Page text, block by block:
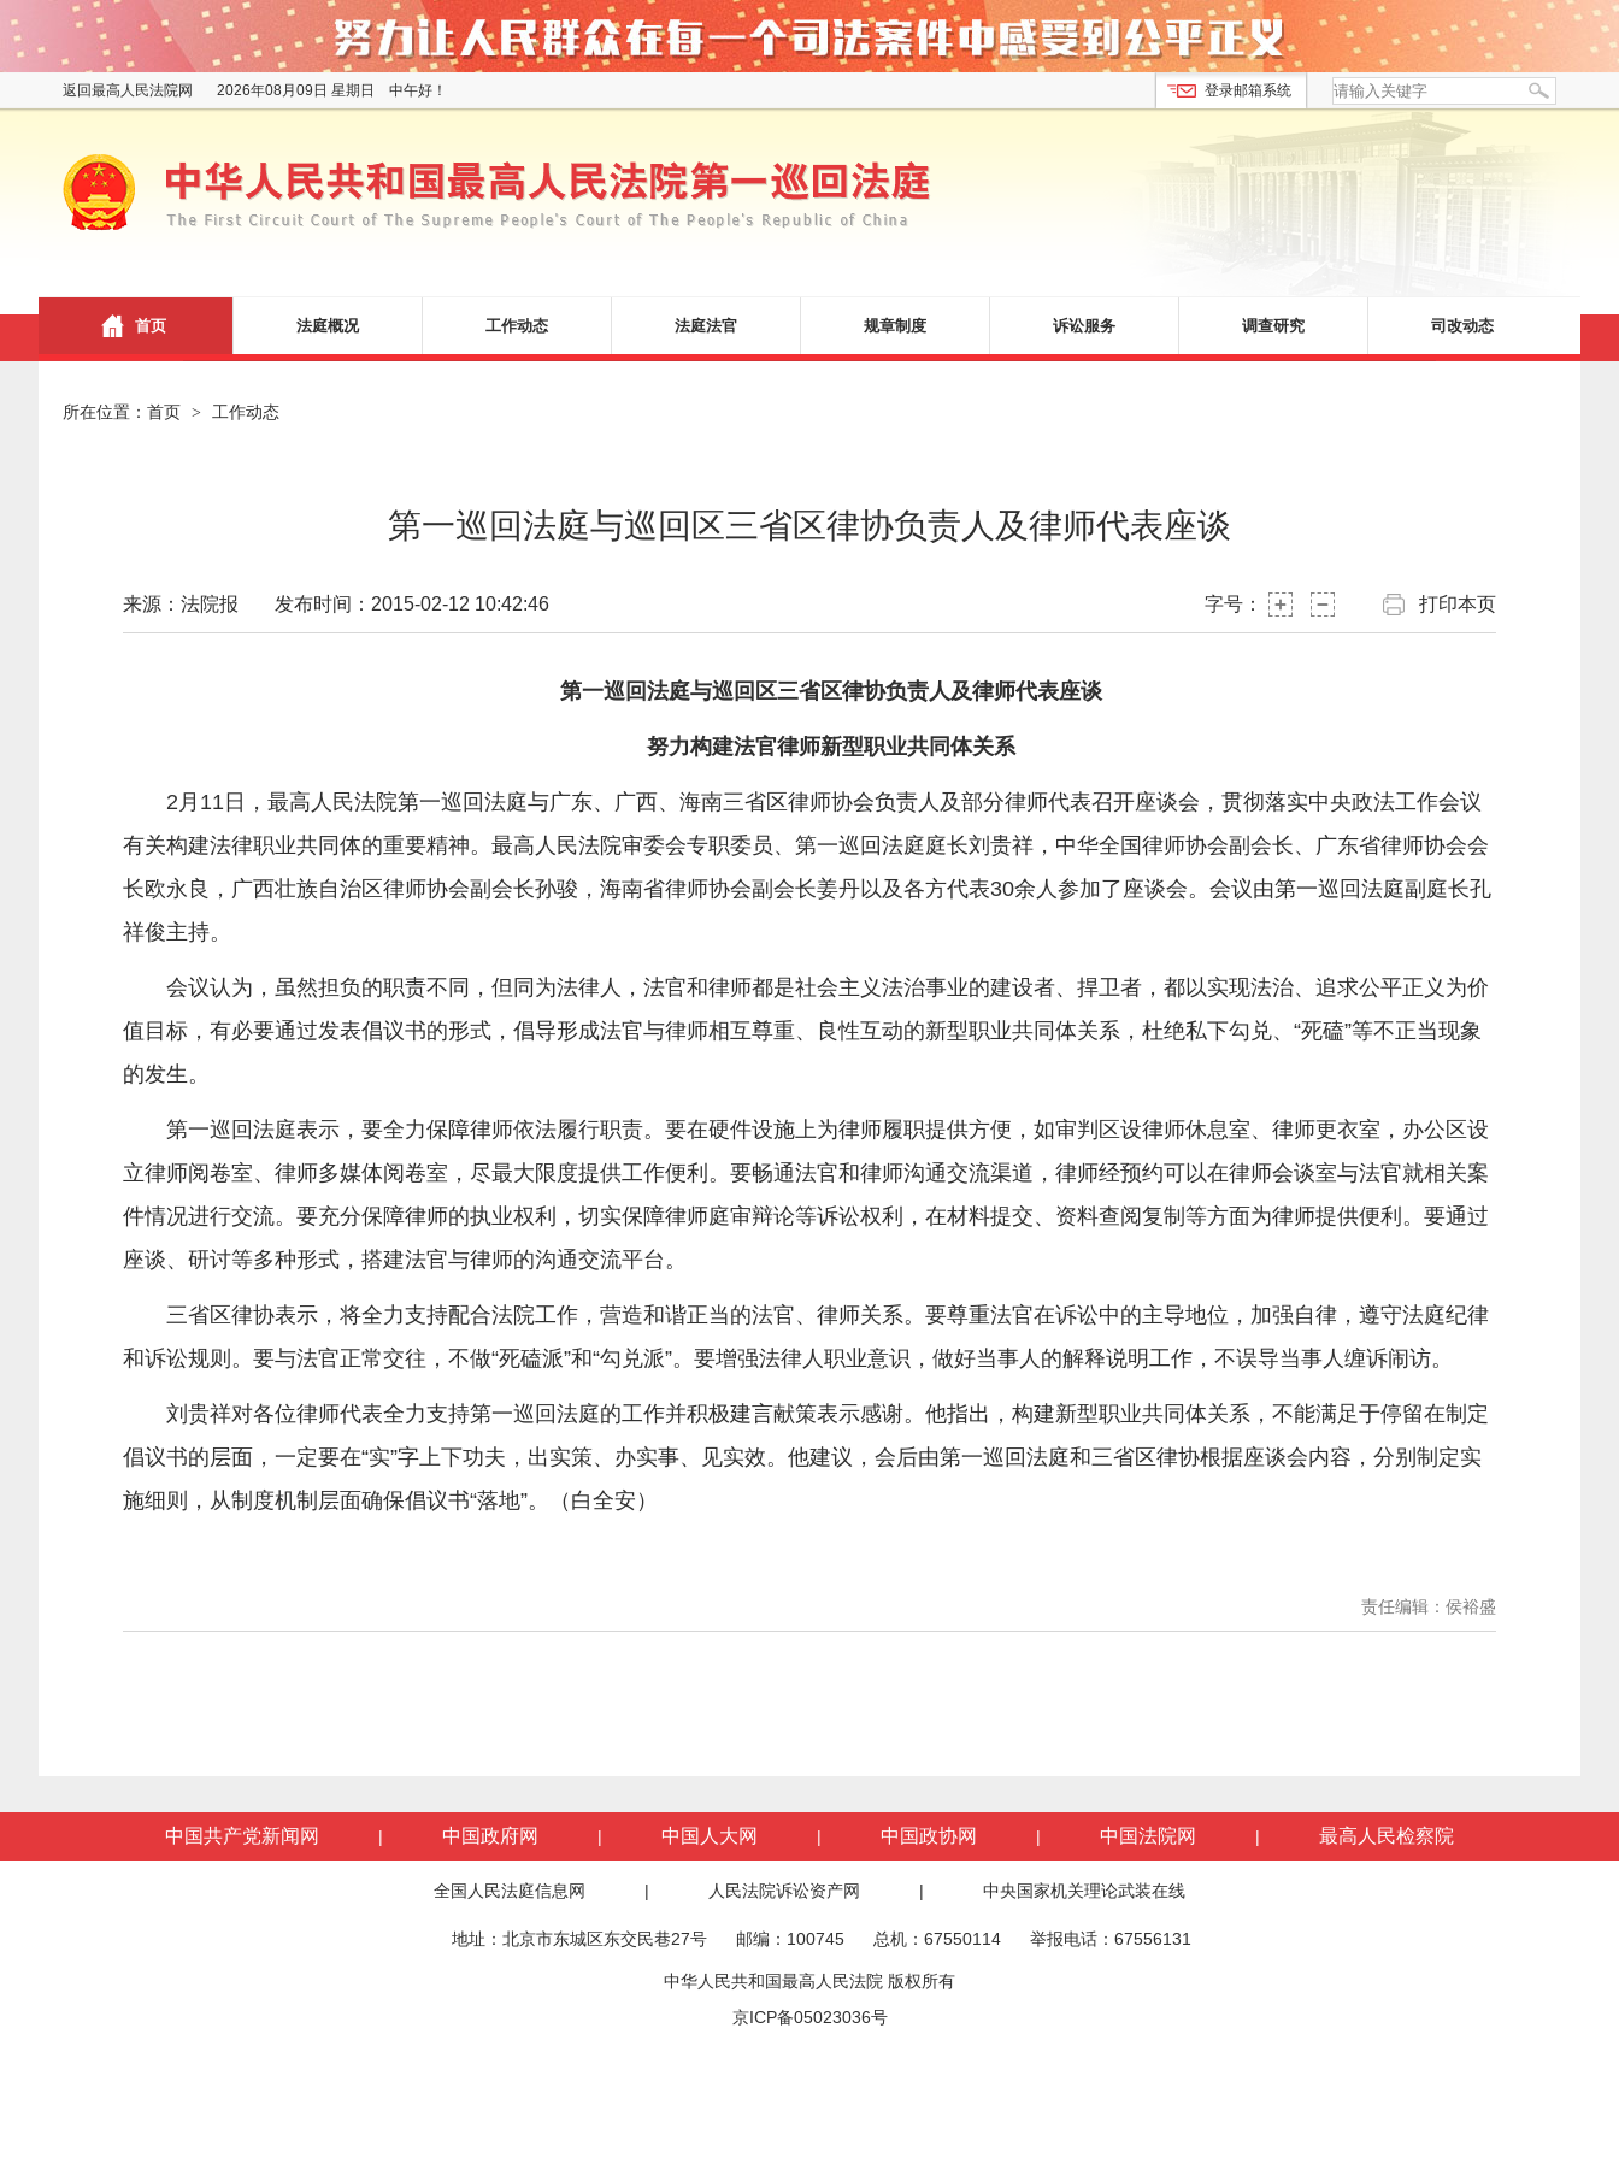
返回最高人民法院网 2026年08月09日 星期日 中午好！ 登录邮箱系统
首页 法庭概况 工作动态 法庭法官 规章制度 诉讼服务 调查研究 司改动态
所在位置： 首页 > 工作动态
第一巡回法庭与巡回区三省区律协负责人及律师代表座谈
来源：法院报 发布时间：2015-02-12 10:42:46 字号： 打印本页
第一巡回法庭与巡回区三省区律协负责人及律师代表座谈
努力构建法官律师新型职业共同体关系
2月11日，最高人民法院第一巡回法庭与广东、广西、海南三省区律师协会负责人及部分律师代表召开座谈会，贯彻落实中央政法工作会议
有关构建法律职业共同体的重要精神。最高人民法院审委会专职委员、第一巡回法庭庭长刘贵祥，中华全国律师协会副会长、广东省律师协会会
长欧永良，广西壮族自治区律师协会副会长孙骏，海南省律师协会副会长姜丹以及各方代表30余人参加了座谈会。会议由第一巡回法庭副庭长孔
祥俊主持。
会议认为，虽然担负的职责不同，但同为法律人，法官和律师都是社会主义法治事业的建设者、捍卫者，都以实现法治、追求公平正义为价
值目标，有必要通过发表倡议书的形式，倡导形成法官与律师相互尊重、良性互动的新型职业共同体关系，杜绝私下勾兑、“死磕”等不正当现象
的发生。
第一巡回法庭表示，要全力保障律师依法履行职责。要在硬件设施上为律师履职提供方便，如审判区设律师休息室、律师更衣室，办公区设
立律师阅卷室、律师多媒体阅卷室，尽最大限度提供工作便利。要畅通法官和律师沟通交流渠道，律师经预约可以在律师会谈室与法官就相关案
件情况进行交流。要充分保障律师的执业权利，切实保障律师庭审辩论等诉讼权利，在材料提交、资料查阅复制等方面为律师提供便利。要通过
座谈、研讨等多种形式，搭建法官与律师的沟通交流平台。
三省区律协表示，将全力支持配合法院工作，营造和谐正当的法官、律师关系。要尊重法官在诉讼中的主导地位，加强自律，遵守法庭纪律
和诉讼规则。要与法官正常交往，不做“死磕派”和“勾兑派”。要增强法律人职业意识，做好当事人的解释说明工作，不误导当事人缠诉闹访。
刘贵祥对各位律师代表全力支持第一巡回法庭的工作并积极建言献策表示感谢。他指出，构建新型职业共同体关系，不能满足于停留在制定
倡议书的层面，一定要在“实”字上下功夫，出实策、办实事、见实效。他建议，会后由第一巡回法庭和三省区律协根据座谈会内容，分别制定实
施细则，从制度机制层面确保倡议书“落地”。（白全安）
责任编辑：侯裕盛
中国共产党新闻网 | 中国政府网 | 中国人大网 | 中国政协网 | 中国法院网 | 最高人民检察院
全国人民法庭信息网 | 人民法院诉讼资产网 | 中央国家机关理论武装在线
地址：北京市东城区东交民巷27号 邮编：100745 总机：67550114 举报电话：67556131
中华人民共和国最高人民法院 版权所有
京ICP备05023036号